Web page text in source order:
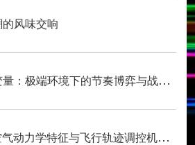
风味交响
跨洲附加赛的气候变量：极端环境下的节奏博弈与战术自适应
“高海拔538米足球空气动力学特征与飞行轨迹调控机制——以2026世界杯BBVA球场为实证场景”